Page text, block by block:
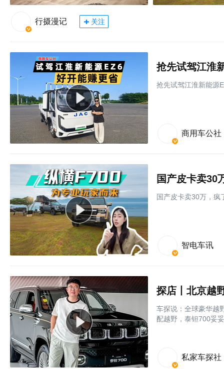
行摄漫记 关注
抢先试驾江淮
抢先试驾江淮新能源
商用车公社
国产皮卡卖30
国产皮卡卖30万，疯
智电车讯
探店丨北京越
车探说：全球豪华越
配越野，泰钽700妥
私家车探社